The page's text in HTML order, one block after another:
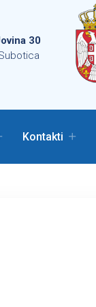
30
Kontakti